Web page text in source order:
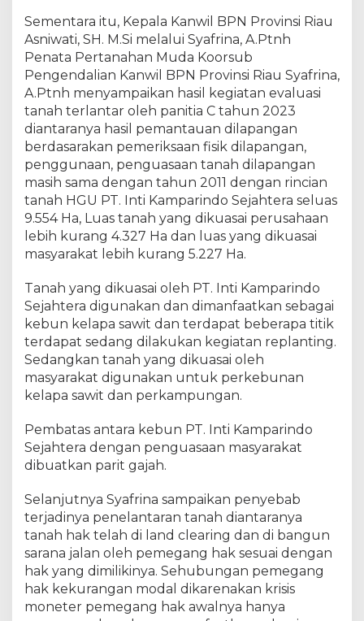
B
e
r
k
o
l
o
a
s
i
d
e
g
a
a
n
w
i
B
P
N
i
a
U
n
t
u
k
Sementara itu, Kepala Kanwil BPN Provinsi Riau
Asniwati, SH. M.Si melalui Syafrina, A.Ptnh
Penata Pertanahan Muda Koorsub
Pengendalian Kanwil BPN Provinsi Riau Syafrina,
A.Ptnh menyampaikan hasil kegiatan evaluasi
tanah terlantar oleh panitia C tahun 2023
diantaranya hasil pemantauan dilapangan
berdasarakan pemeriksaan fisik dilapangan,
penggunaan, penguasaan tanah dilapangan
masih sama dengan tahun 2011 dengan rincian
tanah HGU PT. Inti Kamparindo Sejahtera seluas
9.554 Ha, Luas tanah yang dikuasai perusahaan
lebih kurang 4.327 Ha dan luas yang dikuasai
masyarakat lebih kurang 5.227 Ha.
Tanah yang dikuasai oleh PT. Inti Kamparindo
Sejahtera digunakan dan dimanfaatkan sebagai
kebun kelapa sawit dan terdapat beberapa titik
terdapat sedang dilakukan kegiatan replanting.
Sedangkan tanah yang dikuasai oleh
masyarakat digunakan untuk perkebunan
kelapa sawit dan perkampungan.
Pembatas antara kebun PT. Inti Kamparindo
Sejahtera dengan penguasaan masyarakat
dibuatkan parit gajah.
Selanjutnya Syafrina sampaikan penyebab
terjadinya penelantaran tanah diantaranya
tanah hak telah di land clearing dan di bangun
sarana jalan oleh pemegang hak sesuai dengan
hak yang dimilikinya. Sehubungan pemegang
hak kekurangan modal dikarenakan krisis
moneter pemegang hak awalnya hanya